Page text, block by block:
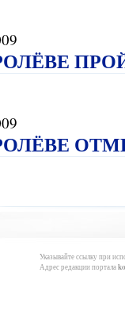
Указывайте ссылку при
Адрес редакции портала